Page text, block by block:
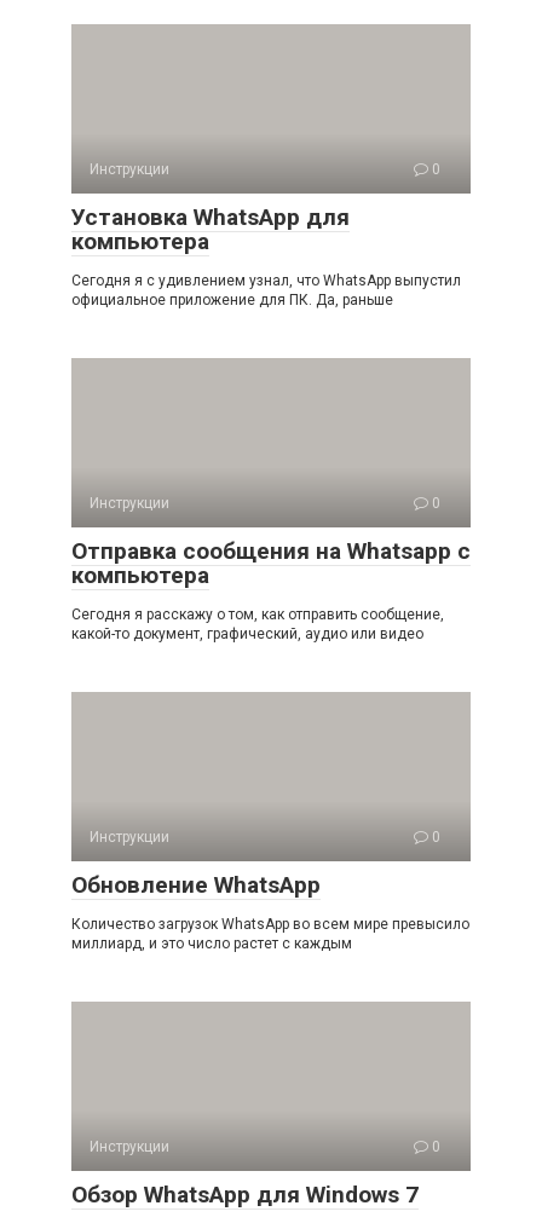
Инструкции 0
Установка WhatsApp для
компьютера
Сегодня я с удивлением узнал, что WhatsApp выпустил
официальное приложение для ПК. Да, раньше
Инструкции 0
Отправка сообщения на Whatsapp с
компьютера
Сегодня я расскажу о том, как отправить сообщение,
какой-то документ, графический, аудио или видео
Инструкции 0
Обновление WhatsApp
Количество загрузок WhatsApp во всем мире превысило
миллиард, и это число растет с каждым
Инструкции 0
Обзор WhatsApp для Windows 7